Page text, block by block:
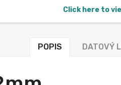
Click here to
POPIS DATOVÝ